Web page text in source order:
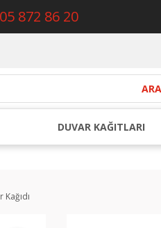
872 86 20
ARA
DUVAR KAĞITLARI